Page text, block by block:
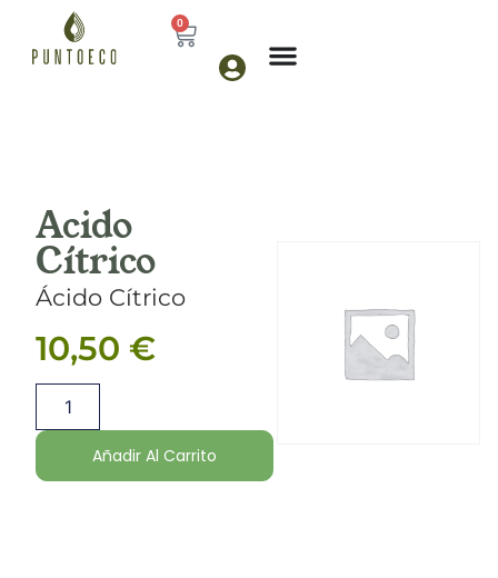
0
Acido
Cítrico
Ácido Cítrico
10,50 €
Añadir Al Carrito